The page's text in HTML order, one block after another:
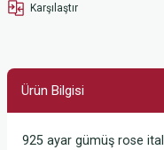
Karşılaştır
Ürün Bilgisi
925 ayar gümüş rose